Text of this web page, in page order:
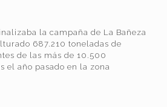
la campaña de La Bañeza
687.210 toneladas de
de las más de 10.500
el año pasado en la zona